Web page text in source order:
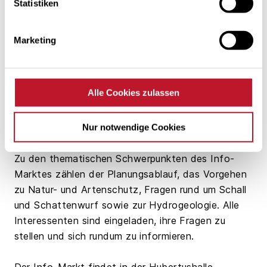
Statistiken
Marketing
Alle Cookies zulassen
Nur notwendige Cookies
Windparks. „Wir möchten mit der Bevölkerung vor
Eckpunkte des Parks und der Projektplanung
erörtern. Daher haben wir uns entschieden, im
Rahmen eines Info-Marktes an verschiedenen
Stationen einzelne Aspekte der Projektierung zu
präsentieren. Mit diesem Projekt leistet die
Gemeinde einen entscheidenden Beitrag zur
Klimawende und wird selbst davon profitieren.“
Zu den thematischen Schwerpunkten des Info-
Marktes zählen der Planungsablauf, das Vorgehen
zu Natur- und Artenschutz, Fragen rund um Schall
und Schattenwurf sowie zur Hydrogeologie. Alle
Interessenten sind eingeladen, ihre Fragen zu
stellen und sich rundum zu informieren.